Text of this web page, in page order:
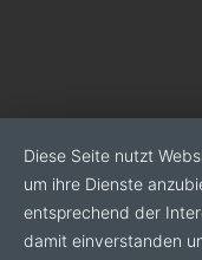
Diese Seite nutzt
um ihre Dienste
entsprechend der
damit einverstanden